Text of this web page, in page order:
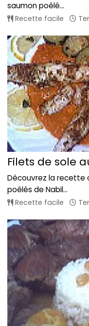
saumon poêlé...
Recette facile
Filets de sole
Découvrez la recette
poêlés de Nabil...
Recette facile